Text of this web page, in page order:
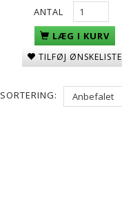
ANTAL
LÆG I KURV
TILFØJ ØNSKELISTE
SORTERING: